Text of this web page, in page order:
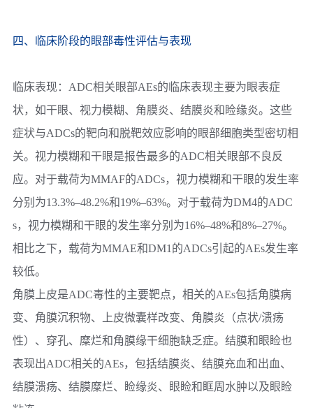
四、临床阶段的眼部毒性评估与表现
临床表现： ADC相关眼部AEs的临床表现主要为眼表症
状，如干眼、视力模糊、角膜炎、结膜炎和睑缘炎。这些
症状与ADCs的靶向和脱靶效应影响的眼部细胞类型密切相
关。视力模糊和干眼是报告最多的ADC相关眼部不良反
应。对于载荷为MMAF的ADCs，视力模糊和干眼的发生率
分别为13.3%–48.2%和19%–63%。对于载荷为DM4的ADC
s，视力模糊和干眼的发生率分别为16%–48%和8%–27%。
相比之下，载荷为MMAE和DM1的ADCs引起的AEs发生率
较低。
角膜上皮是ADC毒性的主要靶点，相关的AEs包括角膜病
变、角膜沉积物、上皮微囊样改变、角膜炎（点状/溃疡
性）、穿孔、糜烂和角膜缘干细胞缺乏症。结膜和眼睑也
表现出ADC相关的AEs，包括结膜炎、结膜充血和出血、
结膜溃疡、结膜糜烂、睑缘炎、眼睑和眶周水肿以及眼睑